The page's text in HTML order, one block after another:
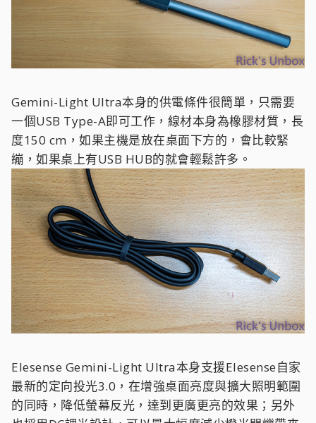
Gemini-Light Ultra本身的供電條件很簡單，只需要
一個USB Type-A即可工作，線材本身為橡膠材質，長
度150 cm，如果主機是放在桌面下方的，會比較緊
繃，如果桌上有USB HUB的就會輕鬆許多。
Elesense Gemini-Light Ultra本身支援Elesense自家
最新的定向投光3.0，在增強桌面亮度與擴大照明範圍
的同時，降低螢幕反光，達到更廣更亮的效果；另外